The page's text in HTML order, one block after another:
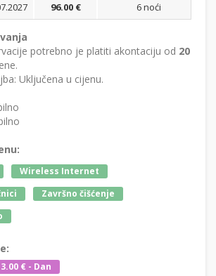
96.00 € 6 noći
potrebno je platiti akontaciju od 20
Uključena u cijenu.
Wireless Internet
Završno čišćenje
€ - Dan